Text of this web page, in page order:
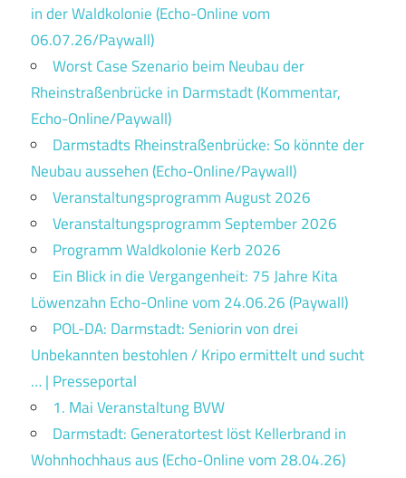
in der Waldkolonie (Echo-Online vom
06.07.26/Paywall)
Worst Case Szenario beim Neubau der
Rheinstraßenbrücke in Darmstadt (Kommentar,
Echo-Online/Paywall)
Darmstadts Rheinstraßenbrücke: So könnte der
Neubau aussehen (Echo-Online/Paywall)
Veranstaltungsprogramm August 2026
Veranstaltungsprogramm September 2026
Programm Waldkolonie Kerb 2026
Ein Blick in die Vergangenheit: 75 Jahre Kita
Löwenzahn Echo-Online vom 24.06.26 (Paywall)
POL-DA: Darmstadt: Seniorin von drei
Unbekannten bestohlen / Kripo ermittelt und sucht
… | Presseportal
1. Mai Veranstaltung BVW
Darmstadt: Generatortest löst Kellerbrand in
Wohnhochhaus aus (Echo-Online vom 28.04.26)